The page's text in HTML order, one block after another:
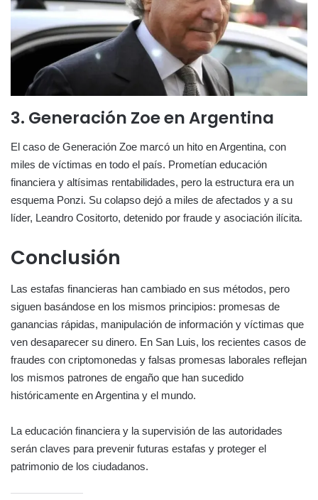
3. Generación Zoe en Argentina
El caso de Generación Zoe marcó un hito en Argentina, con
miles de víctimas en todo el país. Prometían educación
financiera y altísimas rentabilidades, pero la estructura era un
esquema Ponzi. Su colapso dejó a miles de afectados y a su
líder, Leandro Cositorto, detenido por fraude y asociación ilícita.
Conclusión
Las estafas financieras han cambiado en sus métodos, pero
siguen basándose en los mismos principios: promesas de
ganancias rápidas, manipulación de información y víctimas que
ven desaparecer su dinero. En San Luis, los recientes casos de
fraudes con criptomonedas y falsas promesas laborales reflejan
los mismos patrones de engaño que han sucedido
históricamente en Argentina y el mundo.
La educación financiera y la supervisión de las autoridades
serán claves para prevenir futuras estafas y proteger el
patrimonio de los ciudadanos.